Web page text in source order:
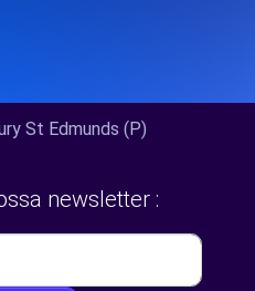
St Edmunds (P)
newsletter :